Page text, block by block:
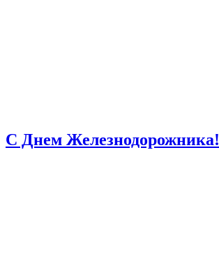
С Днем Железнодорожника!